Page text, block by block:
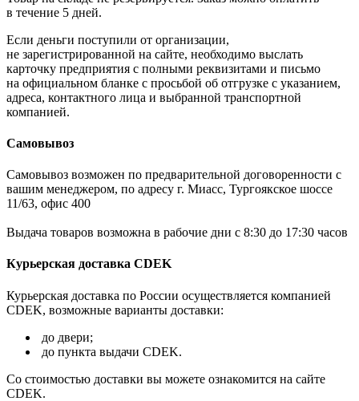
в течение 5 дней.
Если деньги поступили от организации,
не зарегистрированной на сайте, необходимо выслать
карточку предприятия с полными реквизитами и письмо
на официальном бланке с просьбой об отгрузке с указанием,
адреса, контактного лица и выбранной транспортной
компанией.
Самовывоз
Самовывоз возможен по предварительной договоренности с
вашим менеджером, по адресу г. Миасс, Тургоякское шоссе
11/63, офис 400
Выдача товаров возможна в рабочие дни с 8:30 до 17:30 часов
Курьерская доставка CDEK
Курьерская доставка по России осуществляется компанией
CDEK, возможные варианты доставки:
до двери;
до пункта выдачи CDEK.
Со стоимостью доставки вы можете ознакомится на сайте
CDEK.